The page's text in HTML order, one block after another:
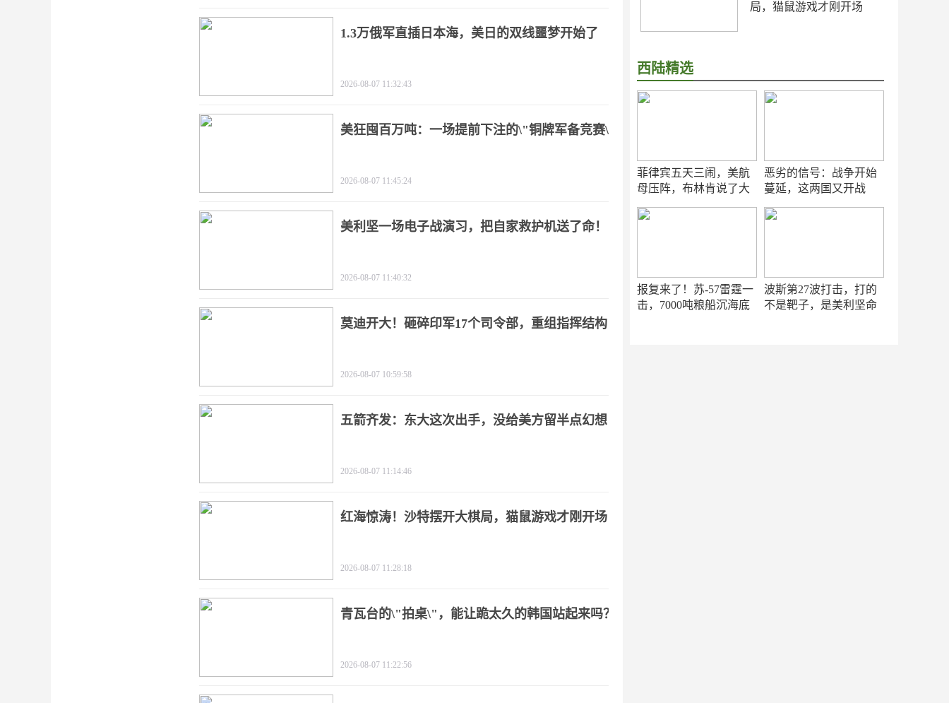
局，猫鼠游戏才刚开场
西陆精选
菲律宾五天三闹，美航
母压阵，布林肯说了大
恶劣的信号：战争开始
蔓延，这两国又开战
报复来了！苏-57雷霆一
击，7000吨粮船沉海底
波斯第27波打击，打的
不是靶子，是美利坚命
1.3万俄军直插日本海，美日的双线噩梦开始了
2026-08-07 11:32:43
美狂囤百万吨：一场提前下注的\"铜牌军备竞赛\"
2026-08-07 11:45:24
美利坚一场电子战演习，把自家救护机送了命！
2026-08-07 11:40:32
莫迪开大！砸碎印军17个司令部，重组指挥结构
2026-08-07 10:59:58
五箭齐发：东大这次出手，没给美方留半点幻想
2026-08-07 11:14:46
红海惊涛！沙特摆开大棋局，猫鼠游戏才刚开场
2026-08-07 11:28:18
青瓦台的\"拍桌\"，能让跪太久的韩国站起来吗？
2026-08-07 11:22:56